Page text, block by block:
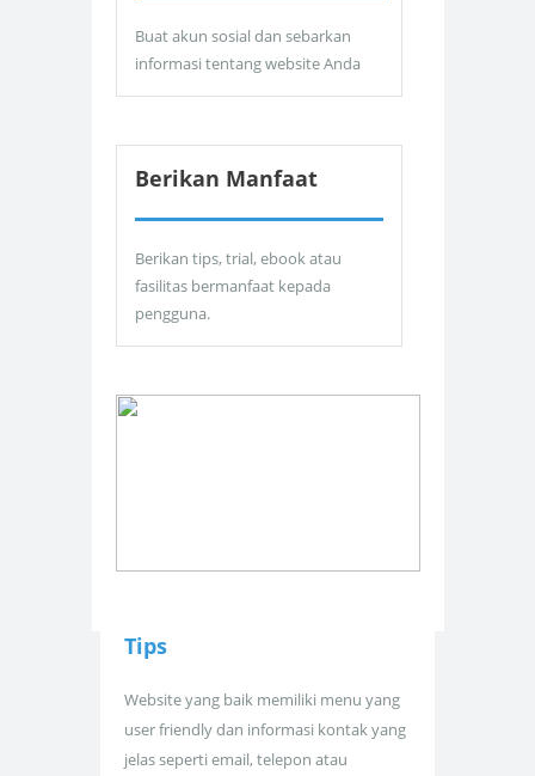
Buat akun sosial dan sebarkan
informasi tentang website Anda
Berikan Manfaat
Berikan tips, trial, ebook atau
fasilitas bermanfaat kepada
pengguna.
Tips
Website yang baik memiliki menu yang
user friendly dan informasi kontak yang
jelas seperti email, telepon atau